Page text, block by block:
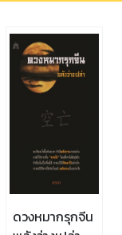
ดวงหมากรุกจีน